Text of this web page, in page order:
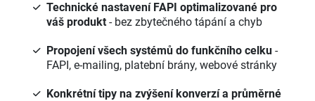
Technické nastavení FAPI optimalizované pro
váš produkt - bez zbytečného tápání a chyb
Propojení všech systémů do funkčního celku -
FAPI, e-mailing, platební brány, webové stránky
Konkrétní tipy na zvýšení konverzí a průměrné